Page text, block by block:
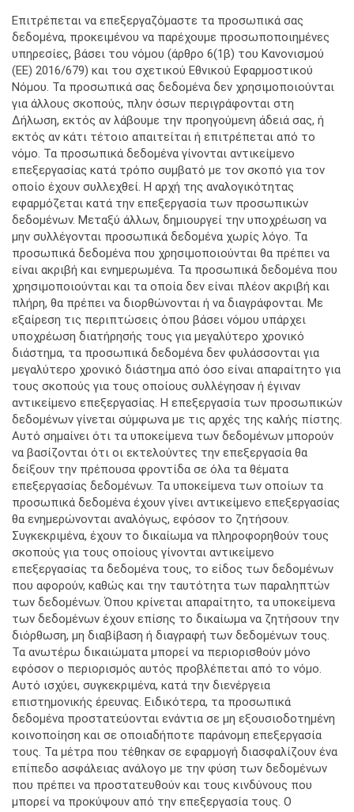
Επιτρέπεται να επεξεργαζόμαστε τα προσωπικά σας
δεδομένα, προκειμένου να παρέχουμε προσωποποιημένες
υπηρεσίες, βάσει του νόμου (άρθρο 6(1β) του Κανονισμού
(ΕΕ) 2016/679) και του σχετικού Εθνικού Εφαρμοστικού
Νόμου. Τα προσωπικά σας δεδομένα δεν χρησιμοποιούνται
για άλλους σκοπούς, πλην όσων περιγράφονται στη
Δήλωση, εκτός αν λάβουμε την προηγούμενη άδειά σας, ή
εκτός αν κάτι τέτοιο απαιτείται ή επιτρέπεται από το
νόμο. Τα προσωπικά δεδομένα γίνονται αντικείμενο
επεξεργασίας κατά τρόπο συμβατό με τον σκοπό για τον
οποίο έχουν συλλεχθεί. Η αρχή της αναλογικότητας
εφαρμόζεται κατά την επεξεργασία των προσωπικών
δεδομένων. Μεταξύ άλλων, δημιουργεί την υποχρέωση να
μην συλλέγονται προσωπικά δεδομένα χωρίς λόγο. Τα
προσωπικά δεδομένα που χρησιμοποιούνται θα πρέπει να
είναι ακριβή και ενημερωμένα. Τα προσωπικά δεδομένα που
χρησιμοποιούνται και τα οποία δεν είναι πλέον ακριβή και
πλήρη, θα πρέπει να διορθώνονται ή να διαγράφονται. Με
εξαίρεση τις περιπτώσεις όπου βάσει νόμου υπάρχει
υποχρέωση διατήρησής τους για μεγαλύτερο χρονικό
διάστημα, τα προσωπικά δεδομένα δεν φυλάσσονται για
μεγαλύτερο χρονικό διάστημα από όσο είναι απαραίτητο για
τους σκοπούς για τους οποίους συλλέγησαν ή έγιναν
αντικείμενο επεξεργασίας. Η επεξεργασία των προσωπικών
δεδομένων γίνεται σύμφωνα με τις αρχές της καλής πίστης.
Αυτό σημαίνει ότι τα υποκείμενα των δεδομένων μπορούν
να βασίζονται ότι οι εκτελούντες την επεξεργασία θα
δείξουν την πρέπουσα φροντίδα σε όλα τα θέματα
επεξεργασίας δεδομένων. Τα υποκείμενα των οποίων τα
προσωπικά δεδομένα έχουν γίνει αντικείμενο επεξεργασίας
θα ενημερώνονται αναλόγως, εφόσον το ζητήσουν.
Συγκεκριμένα, έχουν το δικαίωμα να πληροφορηθούν τους
σκοπούς για τους οποίους γίνονται αντικείμενο
επεξεργασίας τα δεδομένα τους, το είδος των δεδομένων
που αφορούν, καθώς και την ταυτότητα των παραληπτών
των δεδομένων. Όπου κρίνεται απαραίτητο, τα υποκείμενα
των δεδομένων έχουν επίσης το δικαίωμα να ζητήσουν την
διόρθωση, μη διαβίβαση ή διαγραφή των δεδομένων τους.
Τα ανωτέρω δικαιώματα μπορεί να περιορισθούν μόνο
εφόσον ο περιορισμός αυτός προβλέπεται από το νόμο.
Αυτό ισχύει, συγκεκριμένα, κατά την διενέργεια
επιστημονικής έρευνας. Ειδικότερα, τα προσωπικά
δεδομένα προστατεύονται ενάντια σε μη εξουσιοδοτημένη
κοινοποίηση και σε οποιαδήποτε παράνομη επεξεργασία
τους. Τα μέτρα που τέθηκαν σε εφαρμογή διασφαλίζουν ένα
επίπεδο ασφάλειας ανάλογο με την φύση των δεδομένων
που πρέπει να προστατευθούν και τους κινδύνους που
μπορεί να προκύψουν από την επεξεργασία τους. Ο